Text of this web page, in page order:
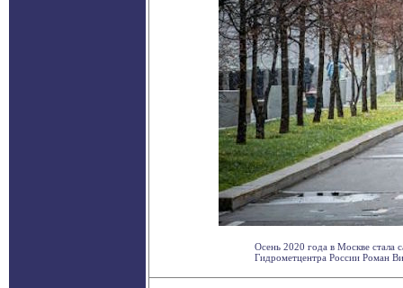
Осень 2020 года в Москве стала
Гидрометцентра России Роман